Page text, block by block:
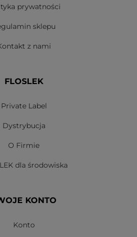
prywatności
sklepu
z nami
FLOSLEK
Private Label
Dystrybucja
O Firmie
dla środowiska
KONTO
Konto